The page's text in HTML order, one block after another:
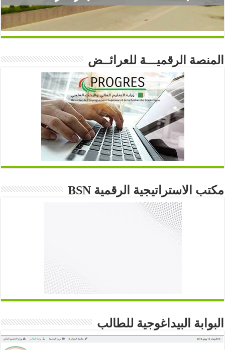
المنصة الرقميـــة للعرائــض
مكتب الاستراتيجية الرقمية BSN
البوابة البيداغوجية للطالب